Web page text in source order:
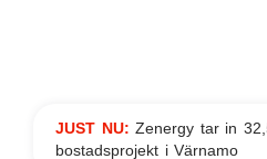
JUST NU:Zenergy tar in
bostadsprojekt i Värnamo